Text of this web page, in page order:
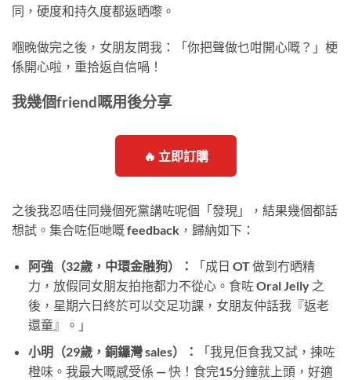
同，硬度和持久度都返晒嚟。
嗰晚做完之後，女朋友問我：「你把聲做乜咁開心嘅？」梗
係開心啦，重拾返自信喎！
我幾個friend嘅用後分享
🔥 立即訂購
之後我忍唔住同幾個死黨講咗呢個「發現」，結果幾個都話
想試。集合咗佢哋嘅 feedback，歸納如下：
阿強（32歲，中環金融狗）：
「成日 OT 做到冇晒精
力，放假同女朋友拍拖都力不從心。食咗 Oral Jelly 之
後，星期六日終於可以交足功課，女朋友仲話我『返老
還童』。」
小明（29歲，銅鑼灣 sales）：
「我見佢食我又試，揀咗
橙味。我最大嘅感受係 — 快！食完15分鐘就上頭，好適